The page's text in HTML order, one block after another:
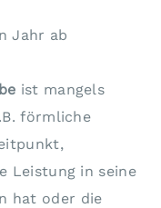
Jahr ab
ist mangels
förmliche
Leistung in seine
hat oder die